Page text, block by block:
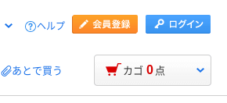
ヘルプ
あとで買う カゴ 0 点